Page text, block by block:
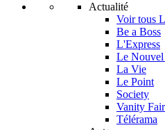
Actualité
Voir tous
Be a Boss
L'Express
Le Nouvel
La Vie
Le Point
Society
Vanity Fair
Télérama